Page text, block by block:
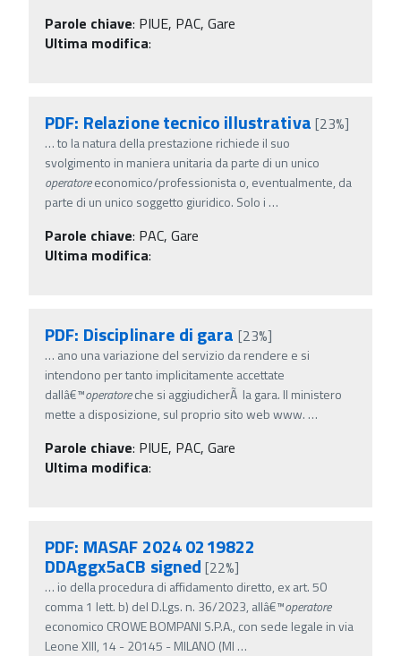
Parole chiave: PIUE, PAC, Gare
Ultima modifica:
PDF: Relazione tecnico illustrativa [23%]
…to la natura della prestazione richiede il suo
svolgimento in maniera unitaria da parte di un unico
operatoreeconomico/professionista o, eventualmente, da
parte di un unico soggetto giuridico. Solo i …
Parole chiave: PAC, Gare
Ultima modifica:
PDF: Disciplinare di gara [23%]
… ano una variazione del servizio da rendere e si
intendono per tanto implicitamente accettate
dallâ€™operatoreche si aggiudicherÃ la gara. Il ministero
mette a disposizione, sul proprio sito web www. …
Parole chiave: PIUE, PAC, Gare
Ultima modifica:
PDF: MASAF 2024 0219822
DDAggx5aCB signed [22%]
… io della procedura di affidamento diretto, ex art. 50
comma 1 lett. b) del D.Lgs. n. 36/2023, allâ€™operatore
economico CROWE BOMPANI S.P.A., con sede legale in via
Leone XIII, 14 - 20145 - MILANO (MI …